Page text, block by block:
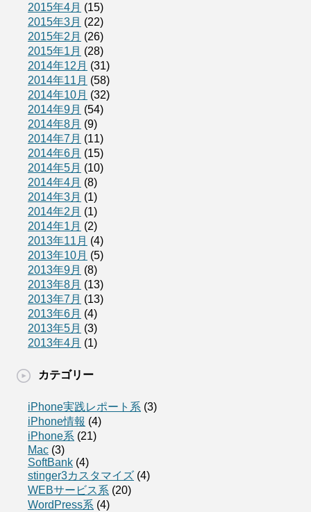
2015年4月 (15)
2015年3月 (22)
2015年2月 (26)
2015年1月 (28)
2014年12月 (31)
2014年11月 (58)
2014年10月 (32)
2014年9月 (54)
2014年8月 (9)
2014年7月 (11)
2014年6月 (15)
2014年5月 (10)
2014年4月 (8)
2014年3月 (1)
2014年2月 (1)
2014年1月 (2)
2013年11月 (4)
2013年10月 (5)
2013年9月 (8)
2013年8月 (13)
2013年7月 (13)
2013年6月 (4)
2013年5月 (3)
2013年4月 (1)
カテゴリー
iPhone実践レポート系 (3)
iPhone情報 (4)
iPhone系 (21)
Mac (3)
SoftBank (4)
stinger3カスタマイズ (4)
WEBサービス系 (20)
WordPress系 (4)